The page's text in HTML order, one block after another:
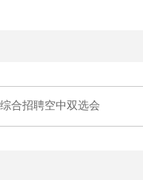
合招聘空中双选会